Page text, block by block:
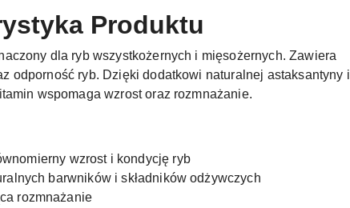
Produktu
dla ryb wszystkożernych i mięsożernych. Zawiera
odporność ryb. Dzięki dodatkowi naturalnej astaksantyny i
wspomaga wzrost oraz rozmnażanie.
wzrost i kondycję ryb
barwników i składników odżywczych
rozmnażanie